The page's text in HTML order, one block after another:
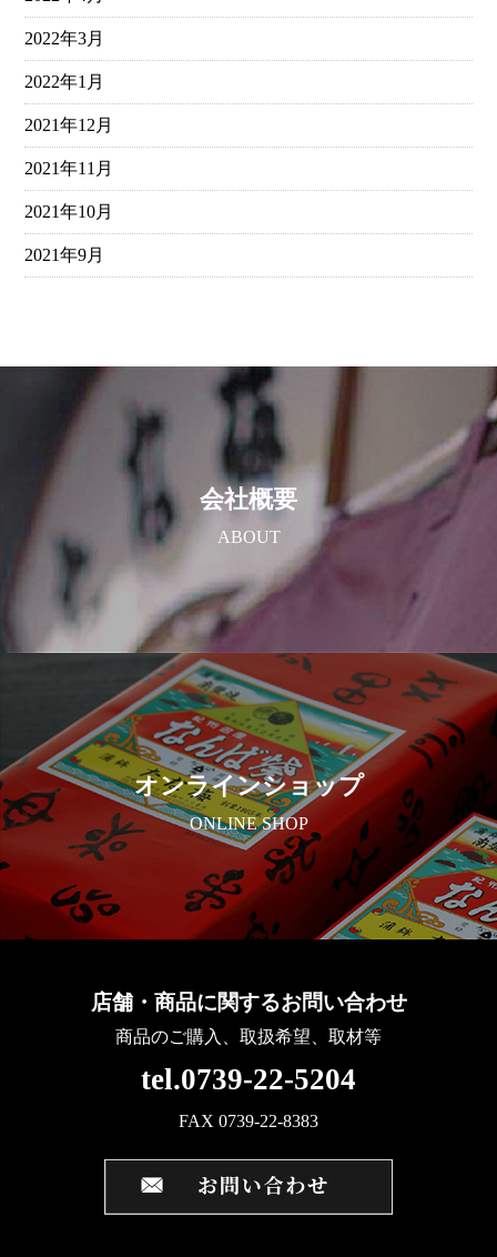
2022年3月
2022年1月
2021年12月
2021年11月
2021年10月
2021年9月
会社概要
ABOUT
オンラインショップ
ONLINE SHOP
店舗・商品に関するお問い合わせ
商品のご購入、取扱希望、取材等
tel.0739-22-5204
FAX 0739-22-8383